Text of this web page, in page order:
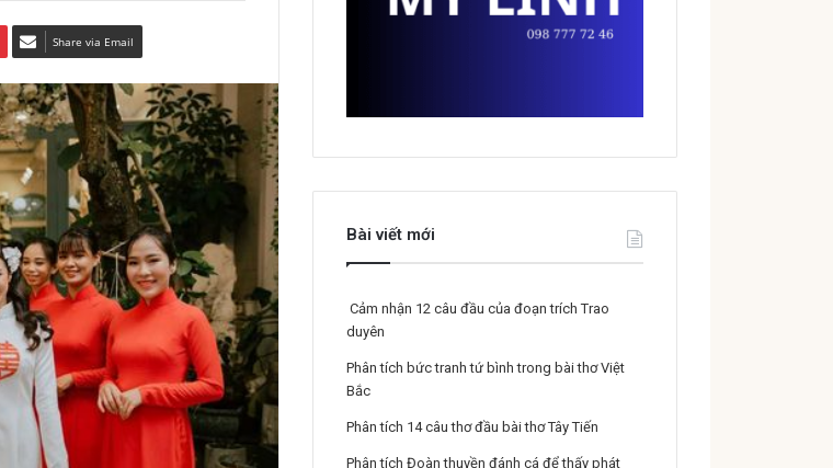
Share via Email
Bài viết mới
Cảm nhận 12 câu đầu của đoạn trích Trao
duyên
Phân tích bức tranh tứ bình trong bài thơ Việt
Bắc
Phân tích 14 câu thơ đầu bài thơ Tây Tiến
Phân tích Đoàn thuyền đánh cá để thấy phát